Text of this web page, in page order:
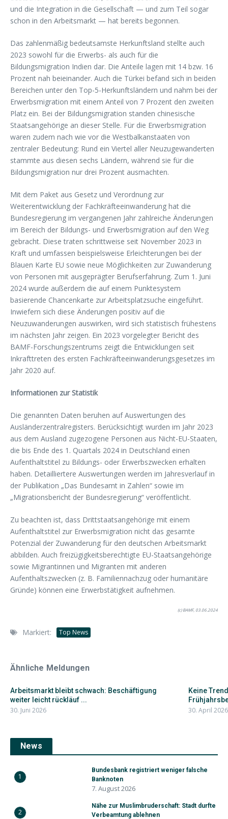
und die Integration in die Gesellschaft — und zum Teil sogar
schon in den Arbeitsmarkt — hat bereits begonnen.
Das zahlenmäßig bedeutsamste Herkunftsland stellte auch
2023 sowohl für die Erwerbs- als auch für die
Bildungsmigration Indien dar. Die Anteile lagen mit 14 bzw. 16
Prozent nah beieinander. Auch die Türkei befand sich in beiden
Bereichen unter den Top-5-Herkunftsländern und nahm bei der
Erwerbsmigration mit einem Anteil von 7 Prozent den zweiten
Platz ein. Bei der Bildungsmigration standen chinesische
Staatsangehörige an dieser Stelle. Für die Erwerbsmigration
waren zudem nach wie vor die Westbalkanstaaten von
zentraler Bedeutung: Rund ein Viertel aller Neuzugewanderten
stammte aus diesen sechs Ländern, während sie für die
Bildungsmigration nur drei Prozent ausmachten.
Mit dem Paket aus Gesetz und Verordnung zur
Weiterentwicklung der Fachkräfteeinwanderung hat die
Bundesregierung im vergangenen Jahr zahlreiche Änderungen
im Bereich der Bildungs- und Erwerbsmigration auf den Weg
gebracht. Diese traten schrittweise seit November 2023 in
Kraft und umfassen beispielsweise Erleichterungen bei der
Blauen Karte EU sowie neue Möglichkeiten zur Zuwanderung
von Personen mit ausgeprägter Berufserfahrung. Zum 1. Juni
2024 wurde außerdem die auf einem Punktesystem
basierende Chancenkarte zur Arbeitsplatzsuche eingeführt.
Inwiefern sich diese Änderungen positiv auf die
Neuzuwanderungen auswirken, wird sich statistisch frühestens
im nächsten Jahr zeigen. Ein 2023 vorgelegter Bericht des
BAMF-Forschungszentrums zeigt die Entwicklungen seit
Inkrafttreten des ersten Fachkräfteeinwanderungsgesetzes im
Jahr 2020 auf.
Informationen zur Statistik
Die genannten Daten beruhen auf Auswertungen des
Ausländerzentralregisters. Berücksichtigt wurden im Jahr 2023
aus dem Ausland zugezogene Personen aus Nicht-EU-Staaten,
die bis Ende des 1. Quartals 2024 in Deutschland einen
Aufenthaltstitel zu Bildungs- oder Erwerbszwecken erhalten
haben. Detailliertere Auswertungen werden im Jahresverlauf in
der Publikation „Das Bundesamt in Zahlen“ sowie im
„Migrationsbericht der Bundesregierung“ veröffentlicht.
Zu beachten ist, dass Drittstaatsangehörige mit einem
Aufenthaltstitel zur Erwerbsmigration nicht das gesamte
Potenzial der Zuwanderung für den deutschen Arbeitsmarkt
abbilden. Auch freizügigkeitsberechtigte EU-Staatsangehörige
sowie Migrantinnen und Migranten mit anderen
Aufenthaltszwecken (z. B. Familiennachzug oder humanitäre
Gründe) können eine Erwerbstätigkeit aufnehmen.
(c) BAMF, 03.06.2024
Markiert: Top News
Ähnliche Meldungen
Arbeitsmarkt bleibt schwach: Beschäftigung
weiter leicht rückläuf ...
30. Juni 2026
Keine
30. April 2026
News
1
Bundesbank registriert weniger falsche
Banknoten
7. August 2026
2
Nähe zur Muslimbruderschaft: Stadt durfte
Verbeamtung ablehnen